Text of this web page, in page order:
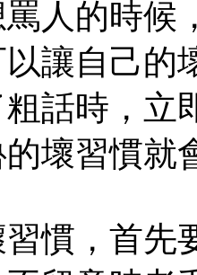
人的時候
讓自己的
話時，立
壞習慣就
，首先